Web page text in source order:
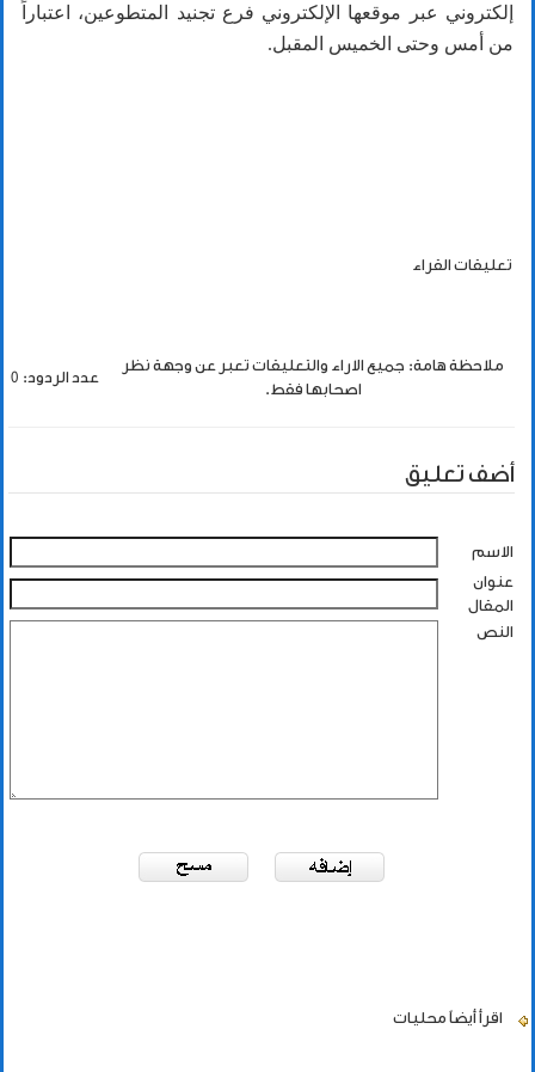
إلكتروني عبر موقعها الإلكتروني فرع تجنيد المتطوعين، اعتباراً
من أمس وحتى الخميس المقبل.
تعليقات القراء
ملاحظة هامة: جميع الاراء والتعليقات تعبر عن وجهة نظر
اصحابها فقط.
عدد الردود: 0
أضف تعليق
الاسم
عنوان
المقال
النص
اقرأ أيضاً محليات